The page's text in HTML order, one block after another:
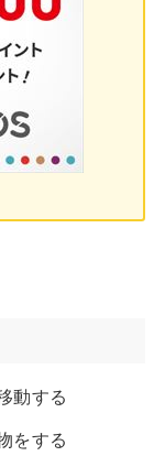
動する
をする